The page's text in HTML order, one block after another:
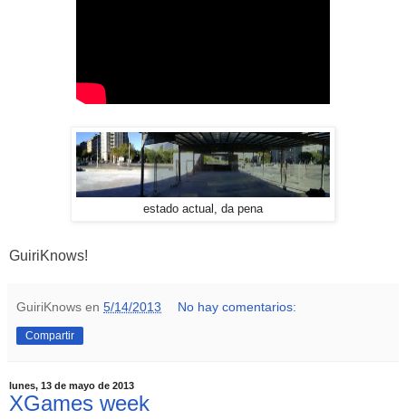
estado actual, da pena
GuiriKnows!
GuiriKnows en 5/14/2013 No hay comentarios:
Compartir
lunes, 13 de mayo de 2013
XGames week